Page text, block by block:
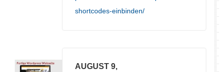
shortcodes-einbinden/
AUGUST 9,